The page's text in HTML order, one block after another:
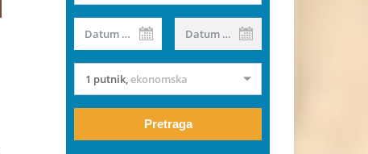
Datum od Datum do
1 putnik,ekonomska
Pretraga